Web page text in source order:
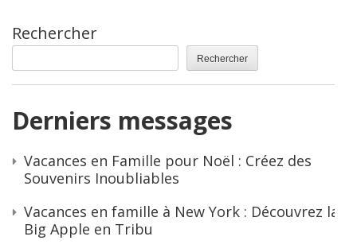
Rechercher
Rechercher
Derniers messages
Vacances en Famille pour Noël : Créez des
Souvenirs Inoubliables
Vacances en famille à New York : Découvrez la
Big Apple en Tribu